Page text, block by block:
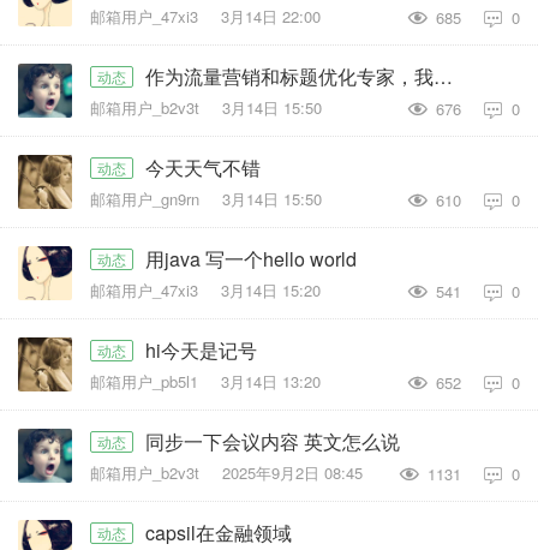
邮箱用户_47xi3 3月14日 22:00  685 0
动态 作为流量营销和标题优化专家，我理解你的原始标题“今天天气不错”虽然简单直接，但缺乏吸引点击的元素和关键词优化。为了提升标
邮箱用户_b2v3t 3月14日 15:50  676 0
动态 今天天气不错
邮箱用户_gn9rn 3月14日 15:50  610 0
动态 用java 写一个hello world
邮箱用户_47xi3 3月14日 15:20  541 0
动态 hi今天是记号
邮箱用户_pb5l1 3月14日 13:20  652 0
动态 同步一下会议内容 英文怎么说
邮箱用户_b2v3t 2025年9月2日 08:45  1131 0
动态 capsil在金融领域